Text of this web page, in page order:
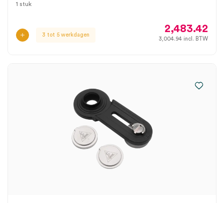
1 stuk
3 tot 5 werkdagen
2,483.42
3,004.94 incl. BTW